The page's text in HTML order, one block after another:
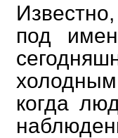
под
когда